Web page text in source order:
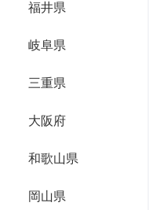
福井県
岐阜県
三重県
大阪府
和歌山県
岡山県